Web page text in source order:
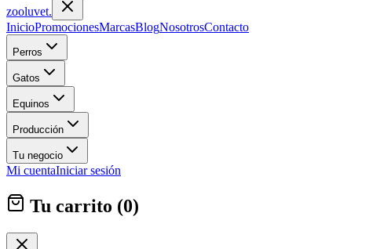
zooluvet.
InicioPromocionesMarcasBlogNosotrosContacto
Perros
Gatos
Equinos
Producción
Tu negocio
Mi cuentaIniciar sesión
Tu carrito (0)